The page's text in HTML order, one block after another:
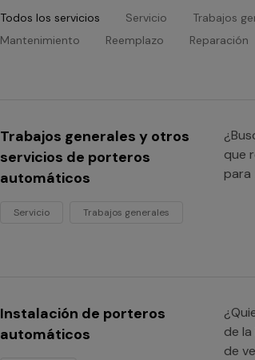
Todos los servicios Servicio Trabajos
Mantenimiento
Reemplazo Reparación
Trabajos generales y otros
servicios de porteros
automáticos
Servicio Trabajos generales
que
para
Instalación de porteros
automáticos
de
de